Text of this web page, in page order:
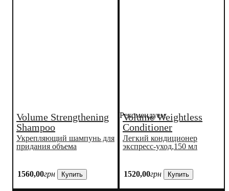
Volume Strengthening
Shampoo
Укрепляющий шампунь для
придания объема
1560,00грн Купить
Рекомендуем
Volume Weightless
Conditioner
Легкий кондиционер
экспресс-уход,150 мл
1520,00грн Купить